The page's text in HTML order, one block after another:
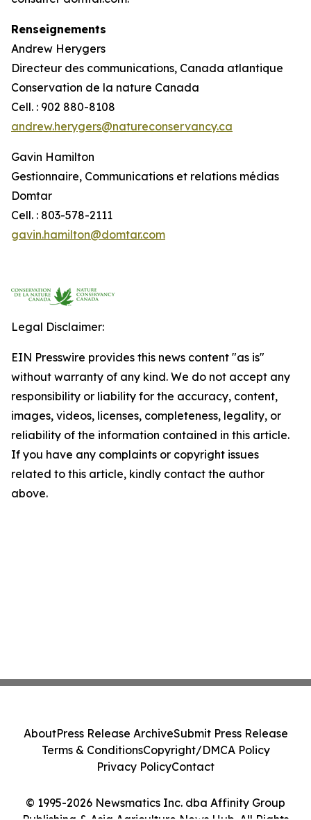
Renseignements
Andrew Herygers
Directeur des communications, Canada atlantique
Conservation de la nature Canada
Cell. : 902 880-8108
andrew.herygers@natureconservancy.ca
Gavin Hamilton
Gestionnaire, Communications et relations médias
Domtar
Cell. : 803-578-2111
gavin.hamilton@domtar.com
Legal Disclaimer:
EIN Presswire provides this news content "as is"
without warranty of any kind. We do not accept any
responsibility or liability for the accuracy, content,
images, videos, licenses, completeness, legality, or
reliability of the information contained in this article.
If you have any complaints or copyright issues
related to this article, kindly contact the author
above.
© 1995-2026 Newsmatics Inc. dba Affinity Group
AboutPress Release ArchiveSubmit Press Release
Terms & ConditionsCopyright/DMCA Policy
Privacy PolicyContact